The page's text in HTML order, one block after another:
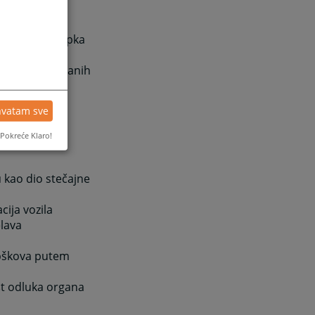
postupka
zasnovanih
dio stečajne
vozila
putem
odluka organa
sve
Pokreće Klaro!